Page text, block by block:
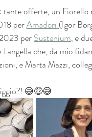
offerte, un
per Amadori (Igor
per Sustenium, e
che, da mio
e Marta Mazzi,
😅🤑😅